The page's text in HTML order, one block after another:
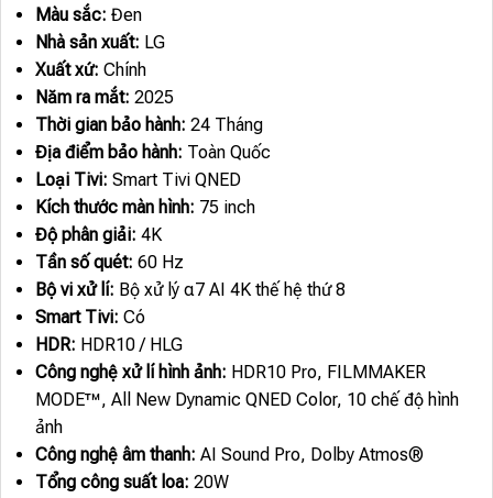
Màu sắc: Đen
Nhà sản xuất: LG
Xuất xứ: Chính
Năm ra mắt: 2025
Thời gian bảo hành: 24 Tháng
Địa điểm bảo hành: Toàn Quốc
Loại Tivi: Smart Tivi QNED
Kích thước màn hình: 75 inch
Độ phân giải: 4K
Tần số quét: 60 Hz
Bộ vi xử lí: Bộ xử lý α7 AI 4K thế hệ thứ 8
Smart Tivi: Có
HDR: HDR10 / HLG
Công nghệ xử lí hình ảnh: HDR10 Pro, FILMMAKER
MODE™, All New Dynamic QNED Color, 10 chế độ hình
ảnh
Công nghệ âm thanh: AI Sound Pro, Dolby Atmos®
Tổng công suất loa: 20W